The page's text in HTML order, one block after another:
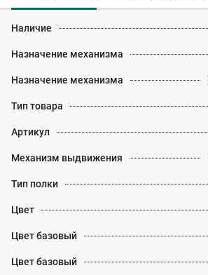
Наличие
Назначение механизма
Назначение механизма
Тип товара
Артикул
Механизм выдвижения
Тип полки
Цвет
Цвет базовый
Цвет базовый